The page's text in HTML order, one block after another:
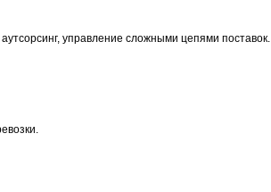
управление сложными цепями поставок.